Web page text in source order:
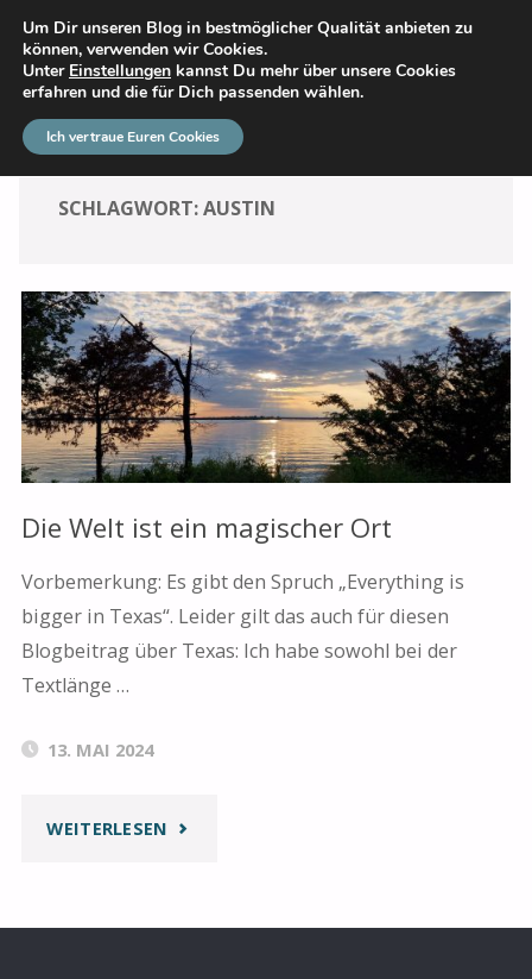
DAS GROSSE ABENTEUER
SCHLAGWORT:AUSTIN
Die Welt ist ein magischer Ort
Vorbemerkung: Es gibt den Spruch „Everything is
bigger in Texas“. Leider gilt das auch für diesen
Blogbeitrag über Texas: Ich habe sowohl bei der
Textlänge …
13. MAI 2024
WEITERLESEN "DIE
Um Dir unseren Blog in bestmöglicher Qualität anbieten zu
können, verwenden wir Cookies.
Unter Einstellungen kannst Du mehr über unsere Cookies
erfahren und die für Dich passenden wählen.
Ich vertraue Euren Cookies